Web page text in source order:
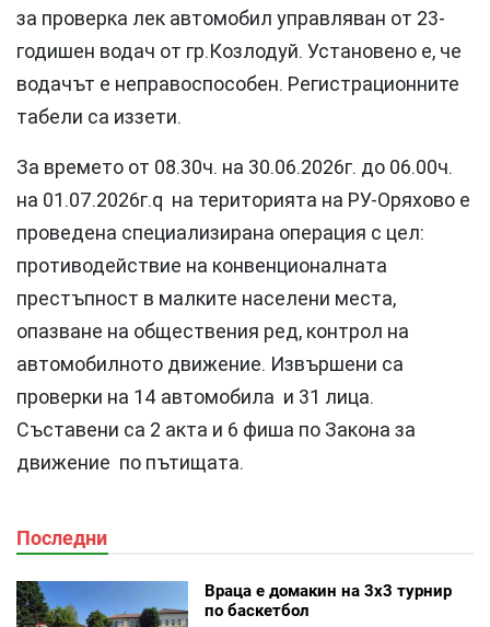
за проверка лек автомобил управляван от 23-
годишен водач от гр.Козлодуй. Установено е, че
водачът е неправоспособен. Регистрационните
табели са иззети.
За времето от 08.30ч. на 30.06.2026г. до 06.00ч.
на 01.07.2026г.q на територията на РУ-Оряхово е
проведена специализирана операция с цел:
противодействие на конвенционалната
престъпност в малките населени места,
опазване на обществения ред, контрол на
автомобилното движение. Извършени са
проверки на 14 автомобила и 31 лица.
Съставени са 2 акта и 6 фиша по Закона за
движение по пътищата.
Последни
Враца е домакин на 3х3 турнир
по баскетбол